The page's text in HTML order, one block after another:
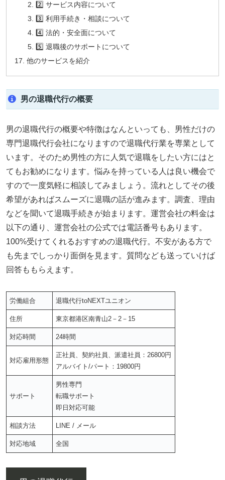
2️⃣ サービス内容について
3️⃣ 利用手続き・相談について
4️⃣ 法的・安全面について
5️⃣ 退職後のサポートについて
他のサービスを紹介
男の退職代行の概要
男の退職代行の概要や特徴はなんといっても、男性だけの
専門退職代行会社になりますので退職代行業を専業として
います。そのため男性の方に人気で退職をしたい方にはと
てもお勧めになります。悩みを持っている人は良い機会で
すので一度気軽に相談してみましょう。流れとしてその後
希望があればスムーズに退職の話が進みます。調査、理由
などを聞いて退職手続きが始まります。運営会社の料金は
以下の通り、運営会社の公式では電話番号もあります。
100%受けてくれるおすすめの退職代行。不安がある方で
も先までしっかり面倒を見ます。質問なども送っていけば
回答ももらえます。
労働組合 退職代行toNEXTユニオン
住所 東京都港区南青山2－2－15
対応時間 24時間
対応雇用形態
正社員、契約社員、派遣社員：26800円
アルバイト/パート：19800円
サポート
男性専門
転職サポート
即日対応可能
相談方法 LINE / メール
対応地域 全国